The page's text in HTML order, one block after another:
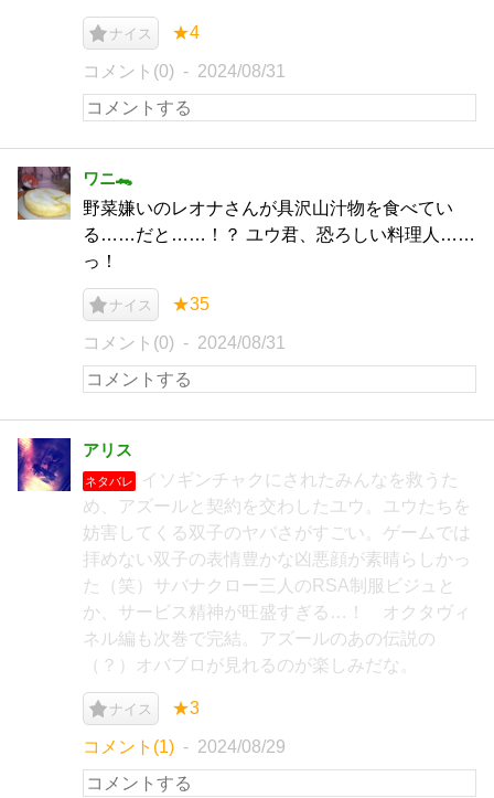
ナイス ★4
コメント(0) 2024/08/31
ワニ🐊
野菜嫌いのレオナさんが具沢山汁物を食べてい
る……だと……！？ ユウ君、恐ろしい料理人……
っ！
ナイス ★35
コメント(0) 2024/08/31
アリス
ネタバレ
イソギンチャクにされたみんなを救うた
め、アズールと契約を交わしたユウ。ユウたちを
妨害してくる双子のヤバさがすごい。ゲームでは
拝めない双子の表情豊かな凶悪顔が素晴らしかっ
た（笑）サバナクロー三人のRSA制服ビジュと
か、サービス精神が旺盛すぎる…！ オクタヴィ
ネル編も次巻で完結。アズールのあの伝説の
（？）オバブロが見れるのが楽しみだな。
ナイス ★3
コメント(1) 2024/08/29